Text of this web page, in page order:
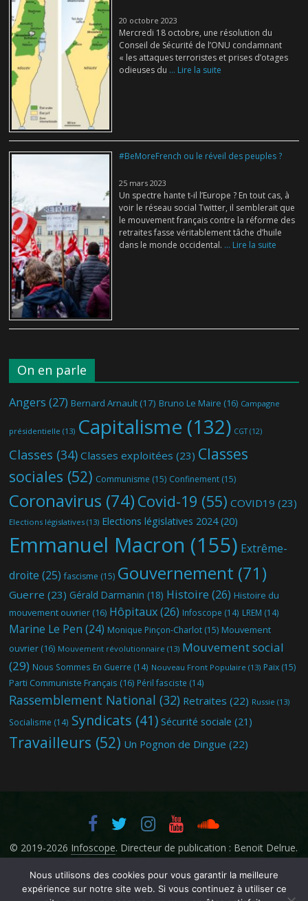
20 octobre 2023
Mercredi 18 octobre, une résolution du
Conseil de Sécurité de l’ONU condamnant
« les attaques terroristes et prises d’otages
odieuses du ... Lire la suite
#BeMoreFrench ou le réveil des peuples ?
25 mars 2023
Un spectre hante t-il l’Europe ? En tout cas, à
voir le réseau social Twitter, il semblerait que
le mouvement français contre la réforme des
retraites fasse véritablement tâche d’huile
dans le monde occidental. ... Lire la suite
On en parle
Angers (27) Bernard Arnault (17) Bruno Le Maire (16) Campagne
présidentielle (13) Capitalisme (132) CGT(12)
Classes (34) Classes exploitées (23) Classes
sociales (52) Communisme (15) Confinement (15)
Coronavirus (74) Covid-19 (55) COVID19 (23)
Elections législatives (13) Elections législatives 2024(20)
Emmanuel Macron (155) Extrême-
droite (25) fascisme (15) Gouvernement (71)
Guerre (23) Gérald Darmanin (18) Histoire (26) Histoire du
mouvement ouvrier (16) Hôpitaux(26) Infoscope (14) LREM (14)
Marine Le Pen (24) Monique Pinçon-Charlot (15) Mouvement
ouvrier (16) Mouvement révolutionnaire (13) Mouvement social
(29) Nous Sommes En Guerre (14) Nouveau Front Populaire (13) Paix (15)
Parti Communiste Français (16) Péril fasciste (14)
Rassemblement National (32) Retraites (22) Russie (13)
Socialisme (14) Syndicats (41) Sécurité sociale (21)
Travailleurs (52) Un Pognon de Dingue (22)
© 2019-2026 Infoscope. Directeur de publication : Benoit Delrue.
Nous utilisons des cookies pour vous garantir la meilleure
expérience sur notre site web. Si vous continuez à utiliser ce